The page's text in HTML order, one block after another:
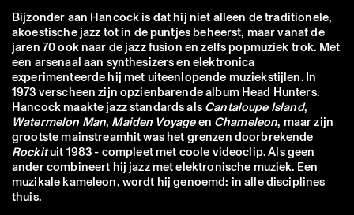
Bijzonder aan Hancock is dat hij niet alleen de traditionele,
akoestische jazz tot in de puntjes beheerst, maar vanaf de
jaren 70 ook naar de jazz fusion en zelfs popmuziek trok. Met
een arsenaal aan synthesizers en elektronica
experimenteerde hij met uiteenlopende muziekstijlen. In
1973 verscheen zijn opzienbarende album Head Hunters.
Hancock maakte jazz standards alsCantaloupe Island,
Watermelon Man, Maiden Voyageen Chameleon, maar zijn
grootste mainstreamhit was het grenzen doorbrekende
Rockituit 1983 - compleet met coole videoclip. Als geen
ander combineert hij jazz met elektronische muziek. Een
muzikale kameleon, wordt hij genoemd: in alle disciplines
thuis.